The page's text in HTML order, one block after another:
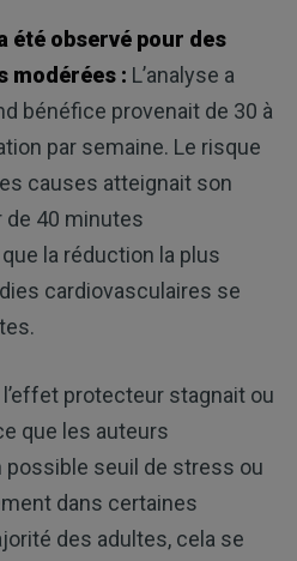
été observé pour des
modérées : L’analyse a
bénéfice provenait de 30 à
par semaine. Le risque
causes atteignait son
de 40 minutes
la réduction la plus
cardiovasculaires se
protecteur stagnait ou
que les auteurs
seuil de stress ou
dans certaines
des adultes, cela se